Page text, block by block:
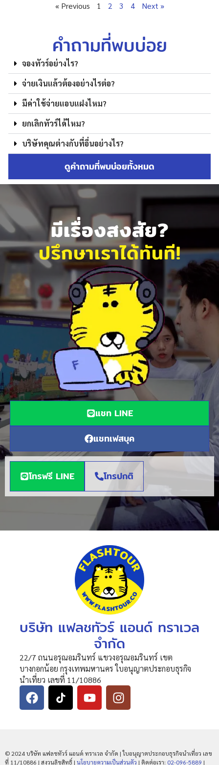
« Previous 1 2 3 4 Next »
คำถามที่พบบ่อย
จองทัวร์อย่างไร?
จ่ายเงินแล้วต้องอย่างไรต่อ?
มีค่าใช้จ่ายแอบแฝงไหม?
ยกเลิกทัวร์ได้ไหม?
บริษัทคุณต่างกับที่อื่นอย่างไร?
ดูคำถามที่พบบ่อยทั้งหมด
มีเรื่องสงสัย?
ปรึกษาเราได้ทันที!
แชท LINE
แชทเฟสบุค
โทรฟรี LINE โทรปกติ
บริษัท แฟลชทัวร์ แอนด์ ทราเวล
จำกัด
22/7 ถนนอรุณอมรินทร์ แขวงอรุณอมรินทร์ เขต
บางกอกน้อย กรุงเทพมหานคร ใบอนุญาตประกอบธุรกิจ
นำเที่ยว เลขที่ 11/10886
© 2024 บริษัท แฟลชทัวร์ แอนด์ ทราเวล จำกัด | ใบอนุญาตประกอบธุรกิจนำเที่ยว เลข
ที่ 11/10886 | สงวนลิขสิทธิ์ | นโยบายความเป็นส่วนตัว | ติดต่อเรา: 02-096-5889 |